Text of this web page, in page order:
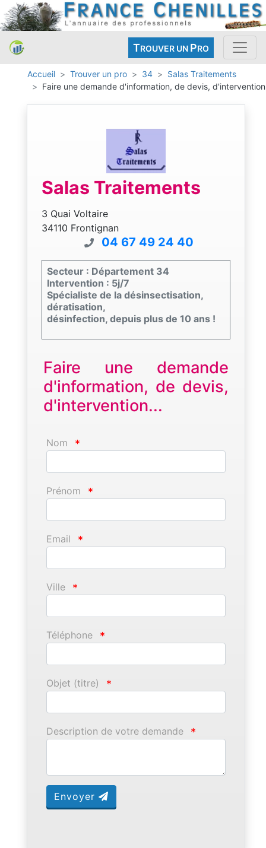
TROUVER UN PRO
Accueil Trouver un pro 34
Salas Traitements
Faire une demande d'information, de devis, d'intervention
Salas Traitements
3 Quai Voltaire
34110 Frontignan
04 67 49 24 40
Secteur : Département 34
Intervention : 5j/7
Spécialiste de la désinsectisation,
dératisation,
désinfection, depuis plus de 10 ans !
Faire une demande
d'information, de devis,
d'intervention...
Nom *
Prénom *
Email *
Ville *
Téléphone *
Objet (titre) *
Description de votre demande *
Envoyer